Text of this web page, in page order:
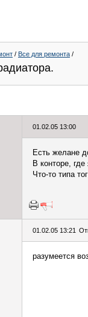
/ Все для ремонта /
01.02.05 13:00
Есть желане
В конторе,
Что-то типа
01.02.05 13:21
разумеется